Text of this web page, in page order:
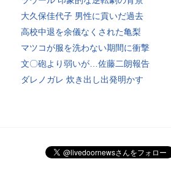
大久保佳代子 男性に貢いだ過去
高校中退を余儀なくされた亀梨
マツコが服を洗わない期間に衝撃
文〇砲より弱いが…佐藤二朗報告
ダレノガレ 炊き出し出発明かす